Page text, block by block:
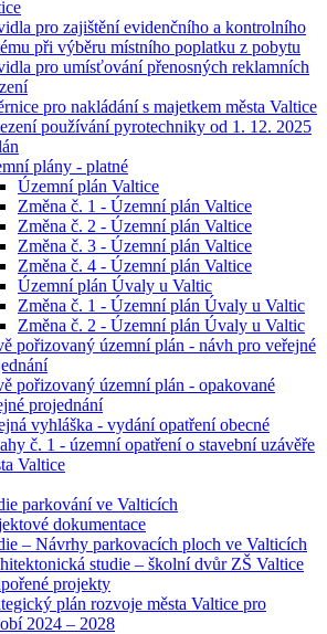
pro zajištění evidenčního a kontrolního
při výběru místního poplatku z pobytu
pro umísťování přenosných reklamních
pro nakládání s majetkem města Valtice
používání pyrotechniky od 1. 12. 2025
plány - platné
Územní plán Valtice
Změna č. 1 - Územní plán Valtice
Změna č. 2 - Územní plán Valtice
Změna č. 3 - Územní plán Valtice
Změna č. 4 - Územní plán Valtice
Územní plán Úvaly u Valtic
Změna č. 1 - Územní plán Úvaly u Valtic
Změna č. 2 - Územní plán Úvaly u Valtic
pořizovaný územní plán - návh pro veřejné
pořizovaný územní plán - opakované
projednání
vyhláška - vydání opatření obecné
č. 1 - územní opatření o stavební uzávěře
Valtice
parkování ve Valticích
dokumentace
– Návrhy parkovacích ploch ve Valticích
studie – školní dvůr ZŠ Valtice
projekty
plán rozvoje města Valtice pro
2024 – 2028